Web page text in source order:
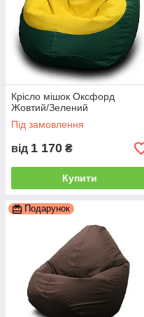
Крісло мішок Оксфорд
Жовтий/Зелений
Під замовлення
від 1 170 ₴
Купити
Подарунок